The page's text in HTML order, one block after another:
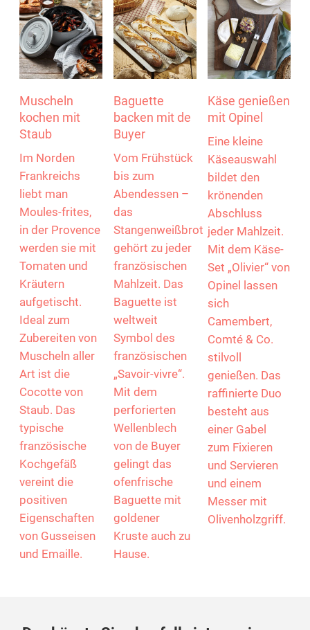
Muscheln
kochen mit
Staub
Im Norden
Frankreichs
liebt man
Moules-frites,
in der Provence
werden sie mit
Tomaten und
Kräutern
aufgetischt.
Ideal zum
Zubereiten von
Muscheln aller
Art ist die
Cocotte von
Staub. Das
typische
französische
Kochgefäß
vereint die
positiven
Eigenschaften
von Gusseisen
und Emaille.
Baguette
backen mit de
Buyer
Vom Frühstück
bis zum
Abendessen –
das
Stangenweißbrot
gehört zu jeder
französischen
Mahlzeit. Das
Baguette ist
weltweit
Symbol des
französischen
„Savoir-vivre“.
Mit dem
perforierten
Wellenblech
von de Buyer
gelingt das
ofenfrische
Baguette mit
goldener
Kruste auch zu
Hause.
Käse genießen
mit Opinel
Eine kleine
Käseauswahl
bildet den
krönenden
Abschluss
jeder Mahlzeit.
Mit dem Käse-
Set „Olivier“ von
Opinel lassen
sich
Camembert,
Comté & Co.
stilvoll
genießen. Das
raffinierte Duo
besteht aus
einer Gabel
zum Fixieren
und Servieren
und einem
Messer mit
Olivenholzgriff.